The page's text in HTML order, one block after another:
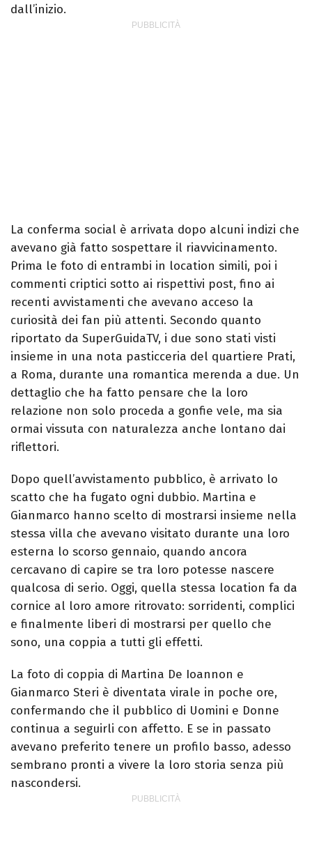
dall’inizio.
La conferma social è arrivata dopo alcuni indizi che
avevano già fatto sospettare il riavvicinamento.
Prima le foto di entrambi in location simili, poi i
commenti criptici sotto ai rispettivi post, fino ai
recenti avvistamenti che avevano acceso la
curiosità dei fan più attenti. Secondo quanto
riportato da SuperGuidaTV, i due sono stati visti
insieme in una nota pasticceria del quartiere Prati,
a Roma, durante una romantica merenda a due. Un
dettaglio che ha fatto pensare che la loro
relazione non solo proceda a gonfie vele, ma sia
ormai vissuta con naturalezza anche lontano dai
riflettori.
Dopo quell’avvistamento pubblico, è arrivato lo
scatto che ha fugato ogni dubbio. Martina e
Gianmarco hanno scelto di mostrarsi insieme nella
stessa villa che avevano visitato durante una loro
esterna lo scorso gennaio, quando ancora
cercavano di capire se tra loro potesse nascere
qualcosa di serio. Oggi, quella stessa location fa da
cornice al loro amore ritrovato: sorridenti, complici
e finalmente liberi di mostrarsi per quello che
sono, una coppia a tutti gli effetti.
La foto di coppia di Martina De Ioannon e
Gianmarco Steri è diventata virale in poche ore,
confermando che il pubblico di Uomini e Donne
continua a seguirli con affetto. E se in passato
avevano preferito tenere un profilo basso, adesso
sembrano pronti a vivere la loro storia senza più
nascondersi.